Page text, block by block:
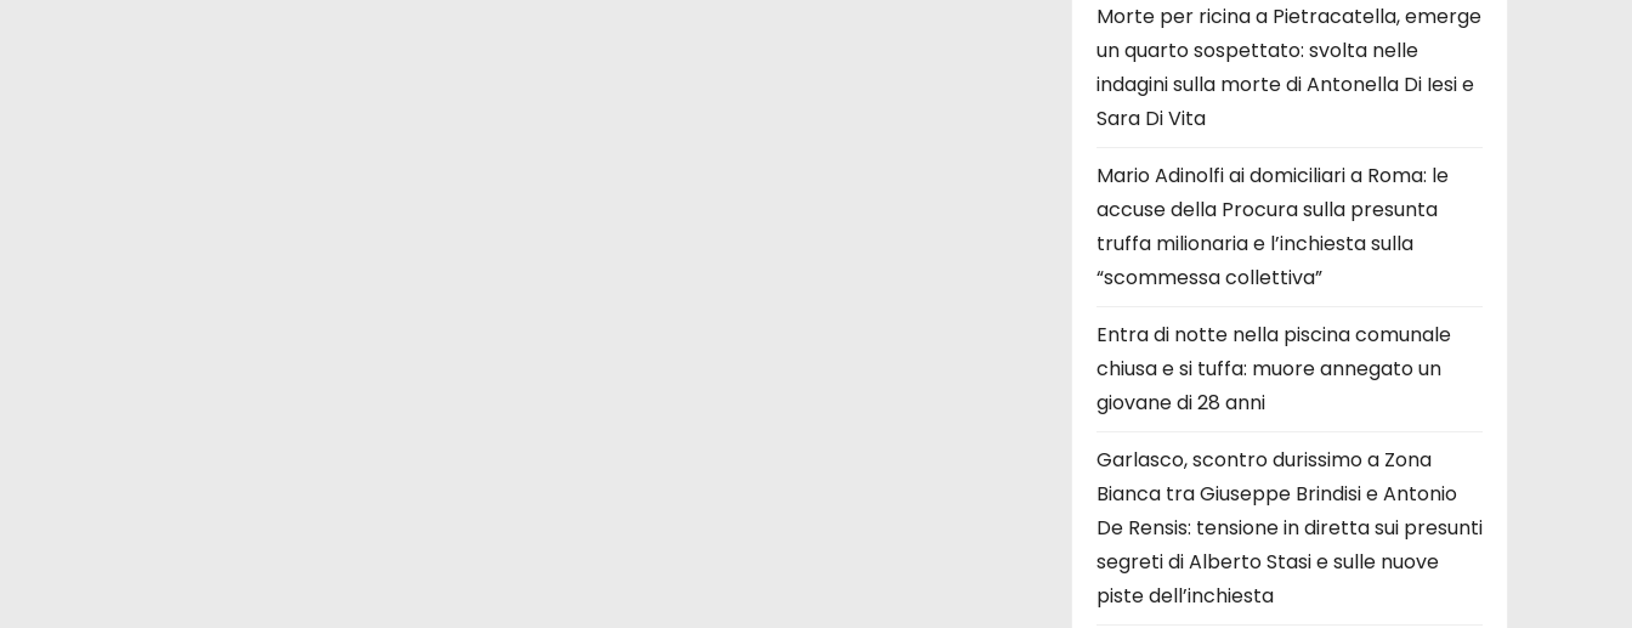
Morte per ricina a Pietracatella, emerge
un quarto sospettato: svolta nelle
indagini sulla morte di Antonella Di Iesi e
Sara Di Vita
Mario Adinolfi ai domiciliari a Roma: le
accuse della Procura sulla presunta
truffa milionaria e l’inchiesta sulla
“scommessa collettiva”
Entra di notte nella piscina comunale
chiusa e si tuffa: muore annegato un
giovane di 28 anni
Garlasco, scontro durissimo a Zona
Bianca tra Giuseppe Brindisi e Antonio
De Rensis: tensione in diretta sui presunti
segreti di Alberto Stasi e sulle nuove
piste dell’inchiesta